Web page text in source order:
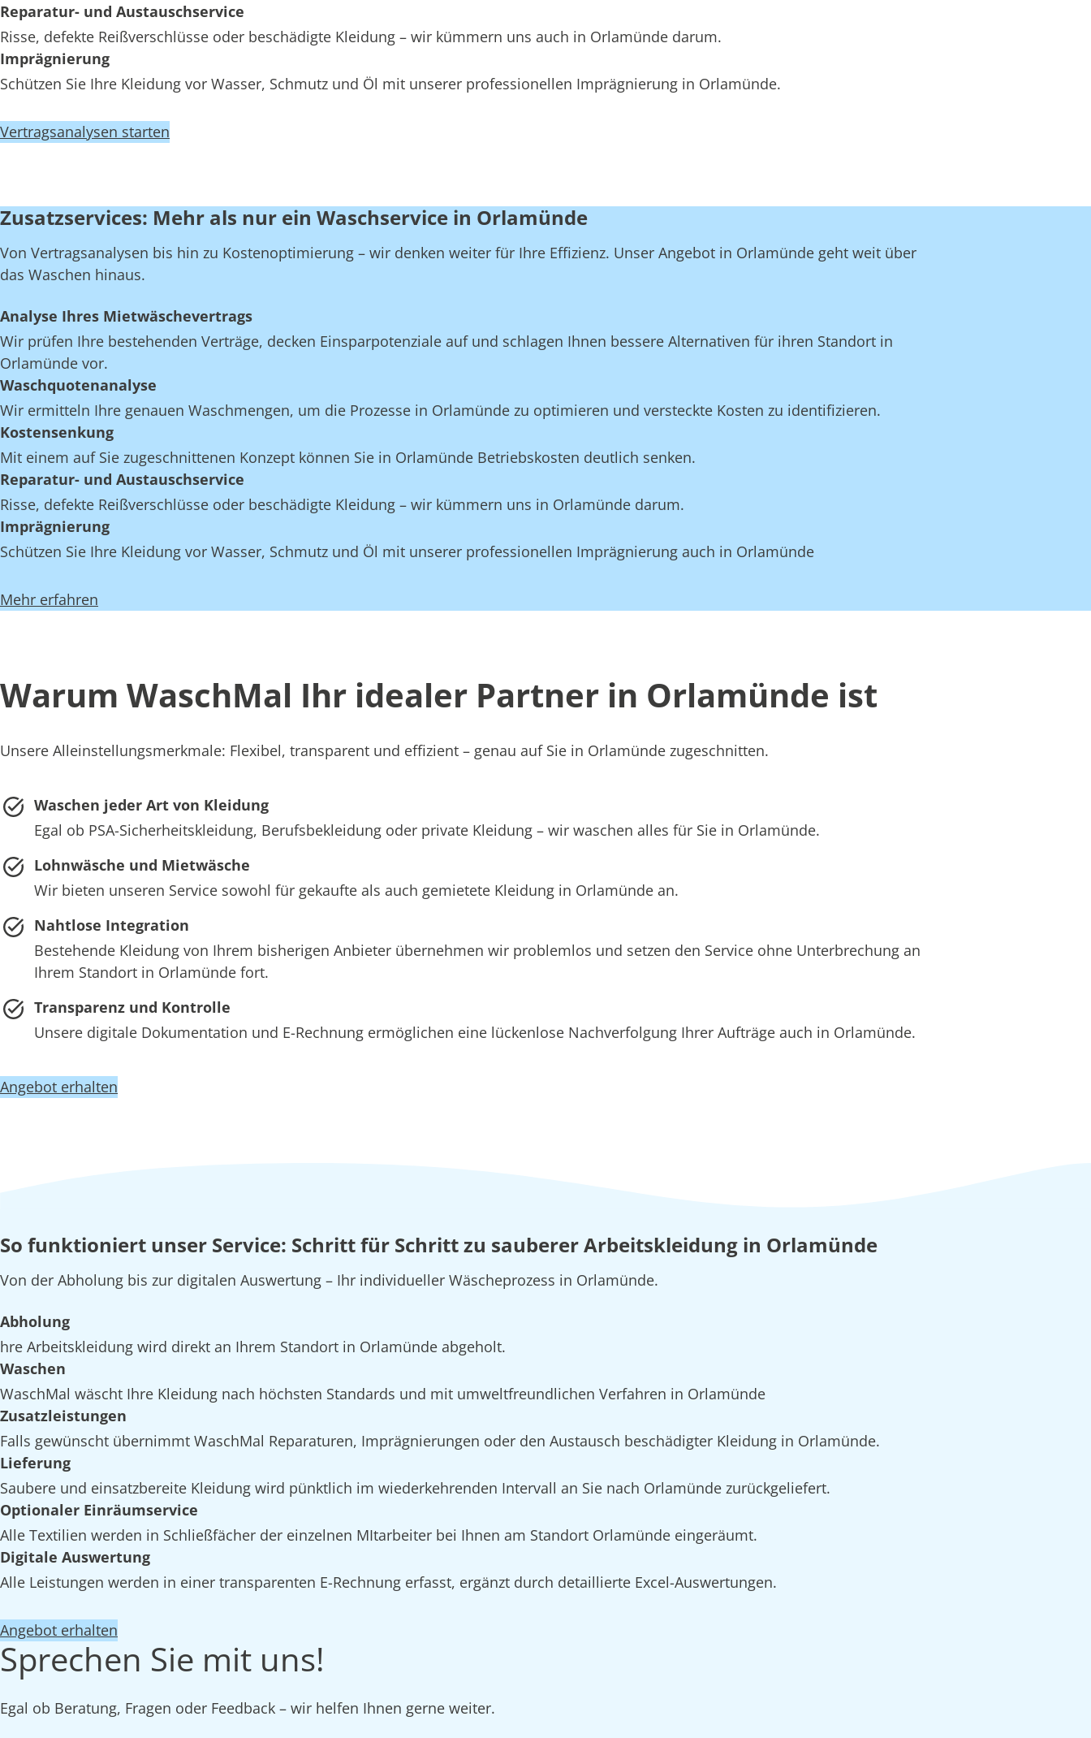
Reparatur- und Austauschservice
Risse, defekte Reißverschlüsse oder beschädigte Kleidung – wir kümmern uns auch in Orlamünde darum.
Imprägnierung
Schützen Sie Ihre Kleidung vor Wasser, Schmutz und Öl mit unserer professionellen Imprägnierung in Orlamünde.
Vertragsanalysen starten
Zusatzservices: Mehr als nur ein Waschservice in Orlamünde
Von Vertragsanalysen bis hin zu Kostenoptimierung – wir denken weiter für Ihre Effizienz. Unser Angebot in Orlamünde geht weit über
das Waschen hinaus.
Analyse Ihres Mietwäschevertrags
Wir prüfen Ihre bestehenden Verträge, decken Einsparpotenziale auf und schlagen Ihnen bessere Alternativen für ihren Standort in
Orlamünde vor.
Waschquotenanalyse
Wir ermitteln Ihre genauen Waschmengen, um die Prozesse in Orlamünde zu optimieren und versteckte Kosten zu identifizieren.
Kostensenkung
Mit einem auf Sie zugeschnittenen Konzept können Sie in Orlamünde Betriebskosten deutlich senken.
Reparatur- und Austauschservice
Risse, defekte Reißverschlüsse oder beschädigte Kleidung – wir kümmern uns in Orlamünde darum.
Imprägnierung
Schützen Sie Ihre Kleidung vor Wasser, Schmutz und Öl mit unserer professionellen Imprägnierung auch in Orlamünde
Mehr erfahren
Warum WaschMal Ihr idealer Partner in Orlamünde ist
Unsere Alleinstellungsmerkmale: Flexibel, transparent und effizient – genau auf Sie in Orlamünde zugeschnitten.
Waschen jeder Art von Kleidung
Egal ob PSA-Sicherheitskleidung, Berufsbekleidung oder private Kleidung – wir waschen alles für Sie in Orlamünde.
Lohnwäsche und Mietwäsche
Wir bieten unseren Service sowohl für gekaufte als auch gemietete Kleidung in Orlamünde an.
Nahtlose Integration
Bestehende Kleidung von Ihrem bisherigen Anbieter übernehmen wir problemlos und setzen den Service ohne Unterbrechung an
Ihrem Standort in Orlamünde fort.
Transparenz und Kontrolle
Unsere digitale Dokumentation und E-Rechnung ermöglichen eine lückenlose Nachverfolgung Ihrer Aufträge auch in Orlamünde.
Angebot erhalten
So funktioniert unser Service: Schritt für Schritt zu sauberer Arbeitskleidung in Orlamünde
Von der Abholung bis zur digitalen Auswertung – Ihr individueller Wäscheprozess in Orlamünde.
Abholung
hre Arbeitskleidung wird direkt an Ihrem Standort in Orlamünde abgeholt.
Waschen
WaschMal wäscht Ihre Kleidung nach höchsten Standards und mit umweltfreundlichen Verfahren in Orlamünde
Zusatzleistungen
Falls gewünscht übernimmt WaschMal Reparaturen, Imprägnierungen oder den Austausch beschädigter Kleidung in Orlamünde.
Lieferung
Saubere und einsatzbereite Kleidung wird pünktlich im wiederkehrenden Intervall an Sie nach Orlamünde zurückgeliefert.
Optionaler Einräumservice
Alle Textilien werden in Schließfächer der einzelnen MItarbeiter bei Ihnen am Standort Orlamünde eingeräumt.
Digitale Auswertung
Alle Leistungen werden in einer transparenten E-Rechnung erfasst, ergänzt durch detaillierte Excel-Auswertungen.
Angebot erhalten
Sprechen Sie mit uns!
Egal ob Beratung, Fragen oder Feedback – wir helfen Ihnen gerne weiter.